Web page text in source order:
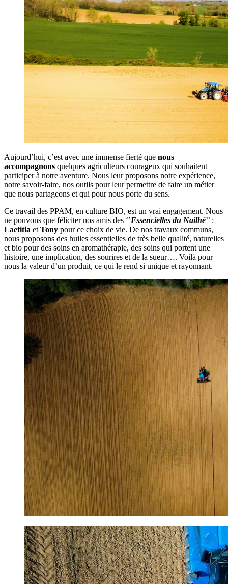
Aujourd’hui, c’est avec une immense fierté que nous
accompagnons quelques agriculteurs courageux qui souhaitent
participer à notre aventure. Nous leur proposons notre expérience,
notre savoir-faire, nos outils pour leur permettre de faire un métier
que nous partageons et qui pour nous porte du sens.
Ce travail des PPAM, en culture BIO, est un vrai engagement. Nous
ne pouvons que féliciter nos amis des ‘’Essencielles du Nailhé’’ :
Laetitia et Tony pour ce choix de vie. De nos travaux communs,
nous proposons des huiles essentielles de très belle qualité, naturelles
et bio pour des soins en aromathérapie, des soins qui portent une
histoire, une implication, des sourires et de la sueur…. Voilà pour
nous la valeur d’un produit, ce qui le rend si unique et rayonnant.